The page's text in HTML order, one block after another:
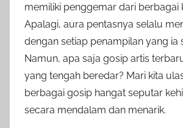
memiliki penggemar dari berbagai
Apalagi, aura pentasnya selalu
dengan setiap penampilan yang ia
Namun, apa saja gosip artis
yang tengah beredar? Mari kita
berbagai gosip hangat seputar
secara mendalam dan menarik.